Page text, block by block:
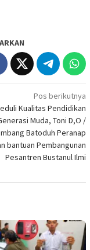
Pos berikutnya
Kualitas Pendidikan
Muda, Toni D,O /
Batoduh Peranap
bantuan Pembangunan
Pesantren Bustanul Ilmi